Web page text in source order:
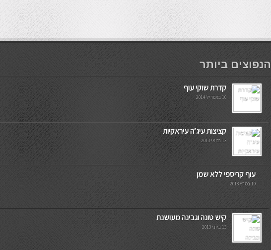
мостбет кг
הנפוצים ביותר
קדרת שוקי עוף
10 באפריל 2014
קציצות עיג’ה עיראקיות
13 במאי 2013
עוף קריספי ללא שמן
19 במרץ 2018
קיש טונה וגבינה מעושנת
13 ביוני 2013